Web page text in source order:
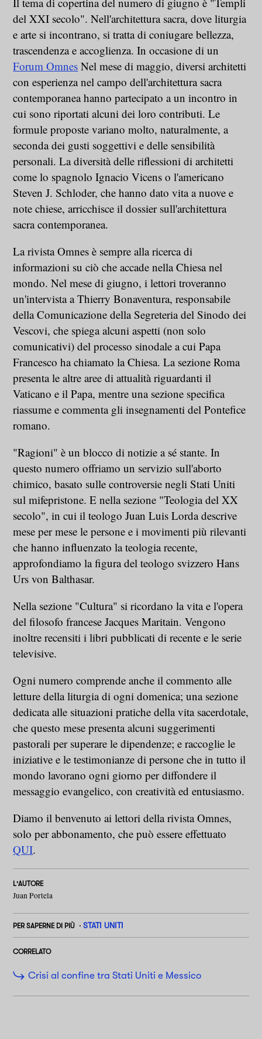
del XXI secolo". Nell'architettura sacra, dove liturgia
e arte si incontrano, si tratta di coniugare bellezza,
trascendenza e accoglienza. In occasione di un
Forum Omnes Nel mese di maggio, diversi architetti
con esperienza nel campo dell'architettura sacra
contemporanea hanno partecipato a un incontro in
cui sono riportati alcuni dei loro contributi. Le
formule proposte variano molto, naturalmente, a
seconda dei gusti soggettivi e delle sensibilità
personali. La diversità delle riflessioni di architetti
come lo spagnolo Ignacio Vicens o l'americano
Steven J. Schloder, che hanno dato vita a nuove e
note chiese, arricchisce il dossier sull'architettura
sacra contemporanea.
La rivista Omnes è sempre alla ricerca di
informazioni su ciò che accade nella Chiesa nel
mondo. Nel mese di giugno, i lettori troveranno
un'intervista a Thierry Bonaventura, responsabile
della Comunicazione della Segreteria del Sinodo dei
Vescovi, che spiega alcuni aspetti (non solo
comunicativi) del processo sinodale a cui Papa
Francesco ha chiamato la Chiesa. La sezione Roma
presenta le altre aree di attualità riguardanti il
Vaticano e il Papa, mentre una sezione specifica
riassume e commenta gli insegnamenti del Pontefice
romano.
"Ragioni" è un blocco di notizie a sé stante. In
questo numero offriamo un servizio sull'aborto
chimico, basato sulle controversie negli Stati Uniti
sul mifepristone. E nella sezione "Teologia del XX
secolo", in cui il teologo Juan Luis Lorda descrive
mese per mese le persone e i movimenti più rilevanti
che hanno influenzato la teologia recente,
approfondiamo la figura del teologo svizzero Hans
Urs von Balthasar.
Nella sezione "Cultura" si ricordano la vita e l'opera
del filosofo francese Jacques Maritain. Vengono
inoltre recensiti i libri pubblicati di recente e le serie
televisive.
Ogni numero comprende anche il commento alle
letture della liturgia di ogni domenica; una sezione
dedicata alle situazioni pratiche della vita sacerdotale,
che questo mese presenta alcuni suggerimenti
pastorali per superare le dipendenze; e raccoglie le
iniziative e le testimonianze di persone che in tutto il
mondo lavorano ogni giorno per diffondere il
messaggio evangelico, con creatività ed entusiasmo.
Diamo il benvenuto ai lettori della rivista Omnes,
solo per abbonamento, che può essere effettuato
QUI.
L'AUTORE
Juan Portela
PER SAPERNE DI PIÙ STATI UNITI
CORRELATO
Crisi al confine tra Stati Uniti e Messico